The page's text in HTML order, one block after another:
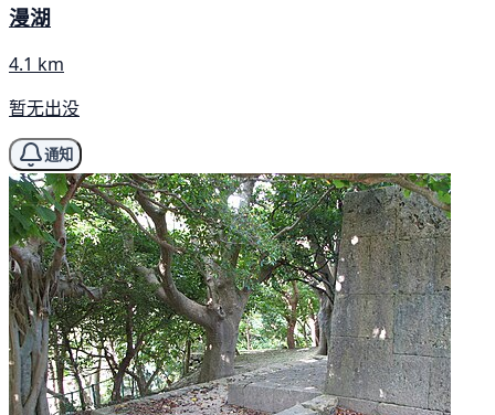
漫湖
4.1 km
暂无出没
通知